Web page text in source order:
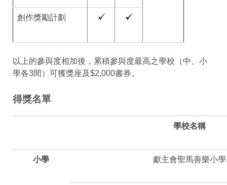
創作獎勵計劃
以上的參與度相加後，累積參與度最高之學校（中、小
學各3間）可獲獎座及$2,000書券。
得獎名單
學校名稱
小學 獻主會聖馬善樂小學